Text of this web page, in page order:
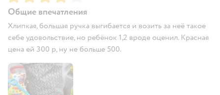
Общие впечатления
Хлипкая, большая ручка выгибается и возить за неё такое
себе удовольствие, но ребёнок 1,2 вроде оценил. Красная
цена ей 300 р, ну не больше 500.